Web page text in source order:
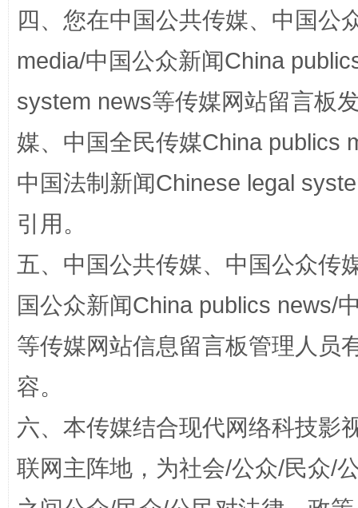
完善运行机制助力责任有效落实 一纸欠
东山县通报“牛蛙产品抗生素超标问题” 法
四、您在中国公共传媒、中国公
media/中国公众新闻China
system news等传媒网站留言板
媒、中国全民传媒China publics
中国法制新闻Chinese legal
引用。
五、中国公共传媒、中国公众传
国公众新闻China publics news/
等传媒网站信息留言板管理人员
容。
六、本传媒结合现代网络科技影
联网主阵地，为社会/公众/民众/